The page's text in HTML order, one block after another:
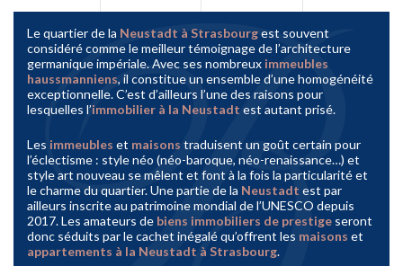
Le quartier de la Neustadt à Strasbourgest souvent
considéré comme le meilleur témoignage de l’architecture
germanique impériale. Avec ses nombreux immeubles
haussmanniens, il constitue un ensemble d’une homogénéité
exceptionnelle. C’est d’ailleurs l’une des raisons pour
lesquelles l’immobilier à la Neustadt est autant prisé.
Les immeubles et maisons traduisent un goût certain pour
l’éclectisme : style néo (néo-baroque, néo-renaissance…) et
style art nouveau se mêlent et font à la fois la particularité et
le charme du quartier. Une partie de la Neustadt est par
ailleurs inscrite au patrimoine mondial de l’UNESCO depuis
2017. Les amateurs de biens immobiliers de prestige seront
donc séduits par le cachet inégalé qu’offrent les maisons et
appartements à la Neustadt à Strasbourg.